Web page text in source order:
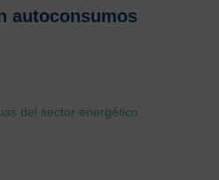
autoconsumos
del sector energético